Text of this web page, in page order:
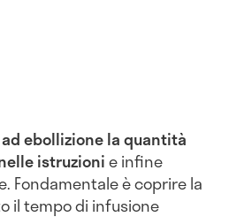
ebollizione la quantità
istruzionie infine
Fondamentale è coprire la
il tempo di infusione